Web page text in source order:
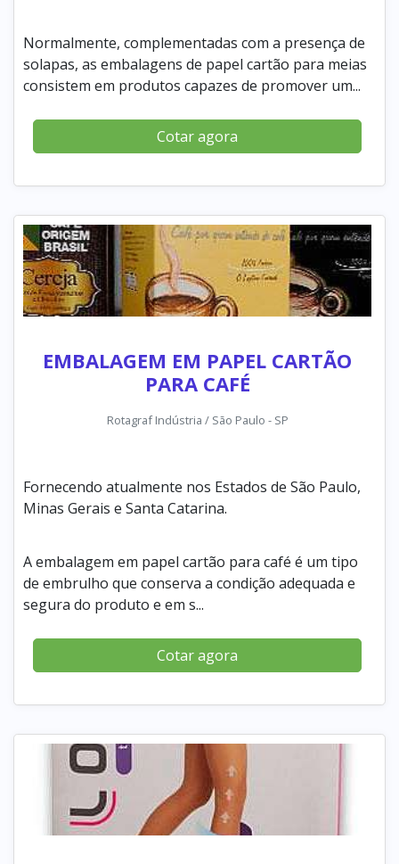
Normalmente, complementadas com a presença de
solapas, as embalagens de papel cartão para meias
consistem em produtos capazes de promover um...
Cotar agora
EMBALAGEM EM PAPEL CARTÃO
PARA CAFÉ
Rotagraf Indústria / São Paulo - SP
Fornecendo atualmente nos Estados de São Paulo,
Minas Gerais e Santa Catarina.
A embalagem em papel cartão para café é um tipo
de embrulho que conserva a condição adequada e
segura do produto e em s...
Cotar agora